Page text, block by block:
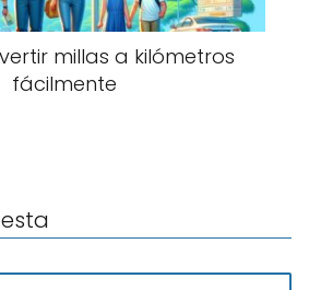
millas a kilómetros
fácilmente